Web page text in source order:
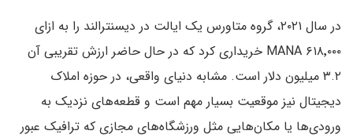
در سال ۲۰۲۱، گروه متاورس یک ایالت در دیسنترالند را به ازای
۶۱۸٬۰۰۰ MANA خریداری کرد که در حال حاضر ارزش تقریبی آن
۳.۲ میلیون دلار است. مشابه دنیای واقعی، در حوزه املاک
دیجیتال نیز موقعیت بسیار مهم است و قطعه‌های نزدیک به
ورودی‌ها یا مکان‌هایی مثل ورزشگاه‌های مجازی که ترافیک عبور